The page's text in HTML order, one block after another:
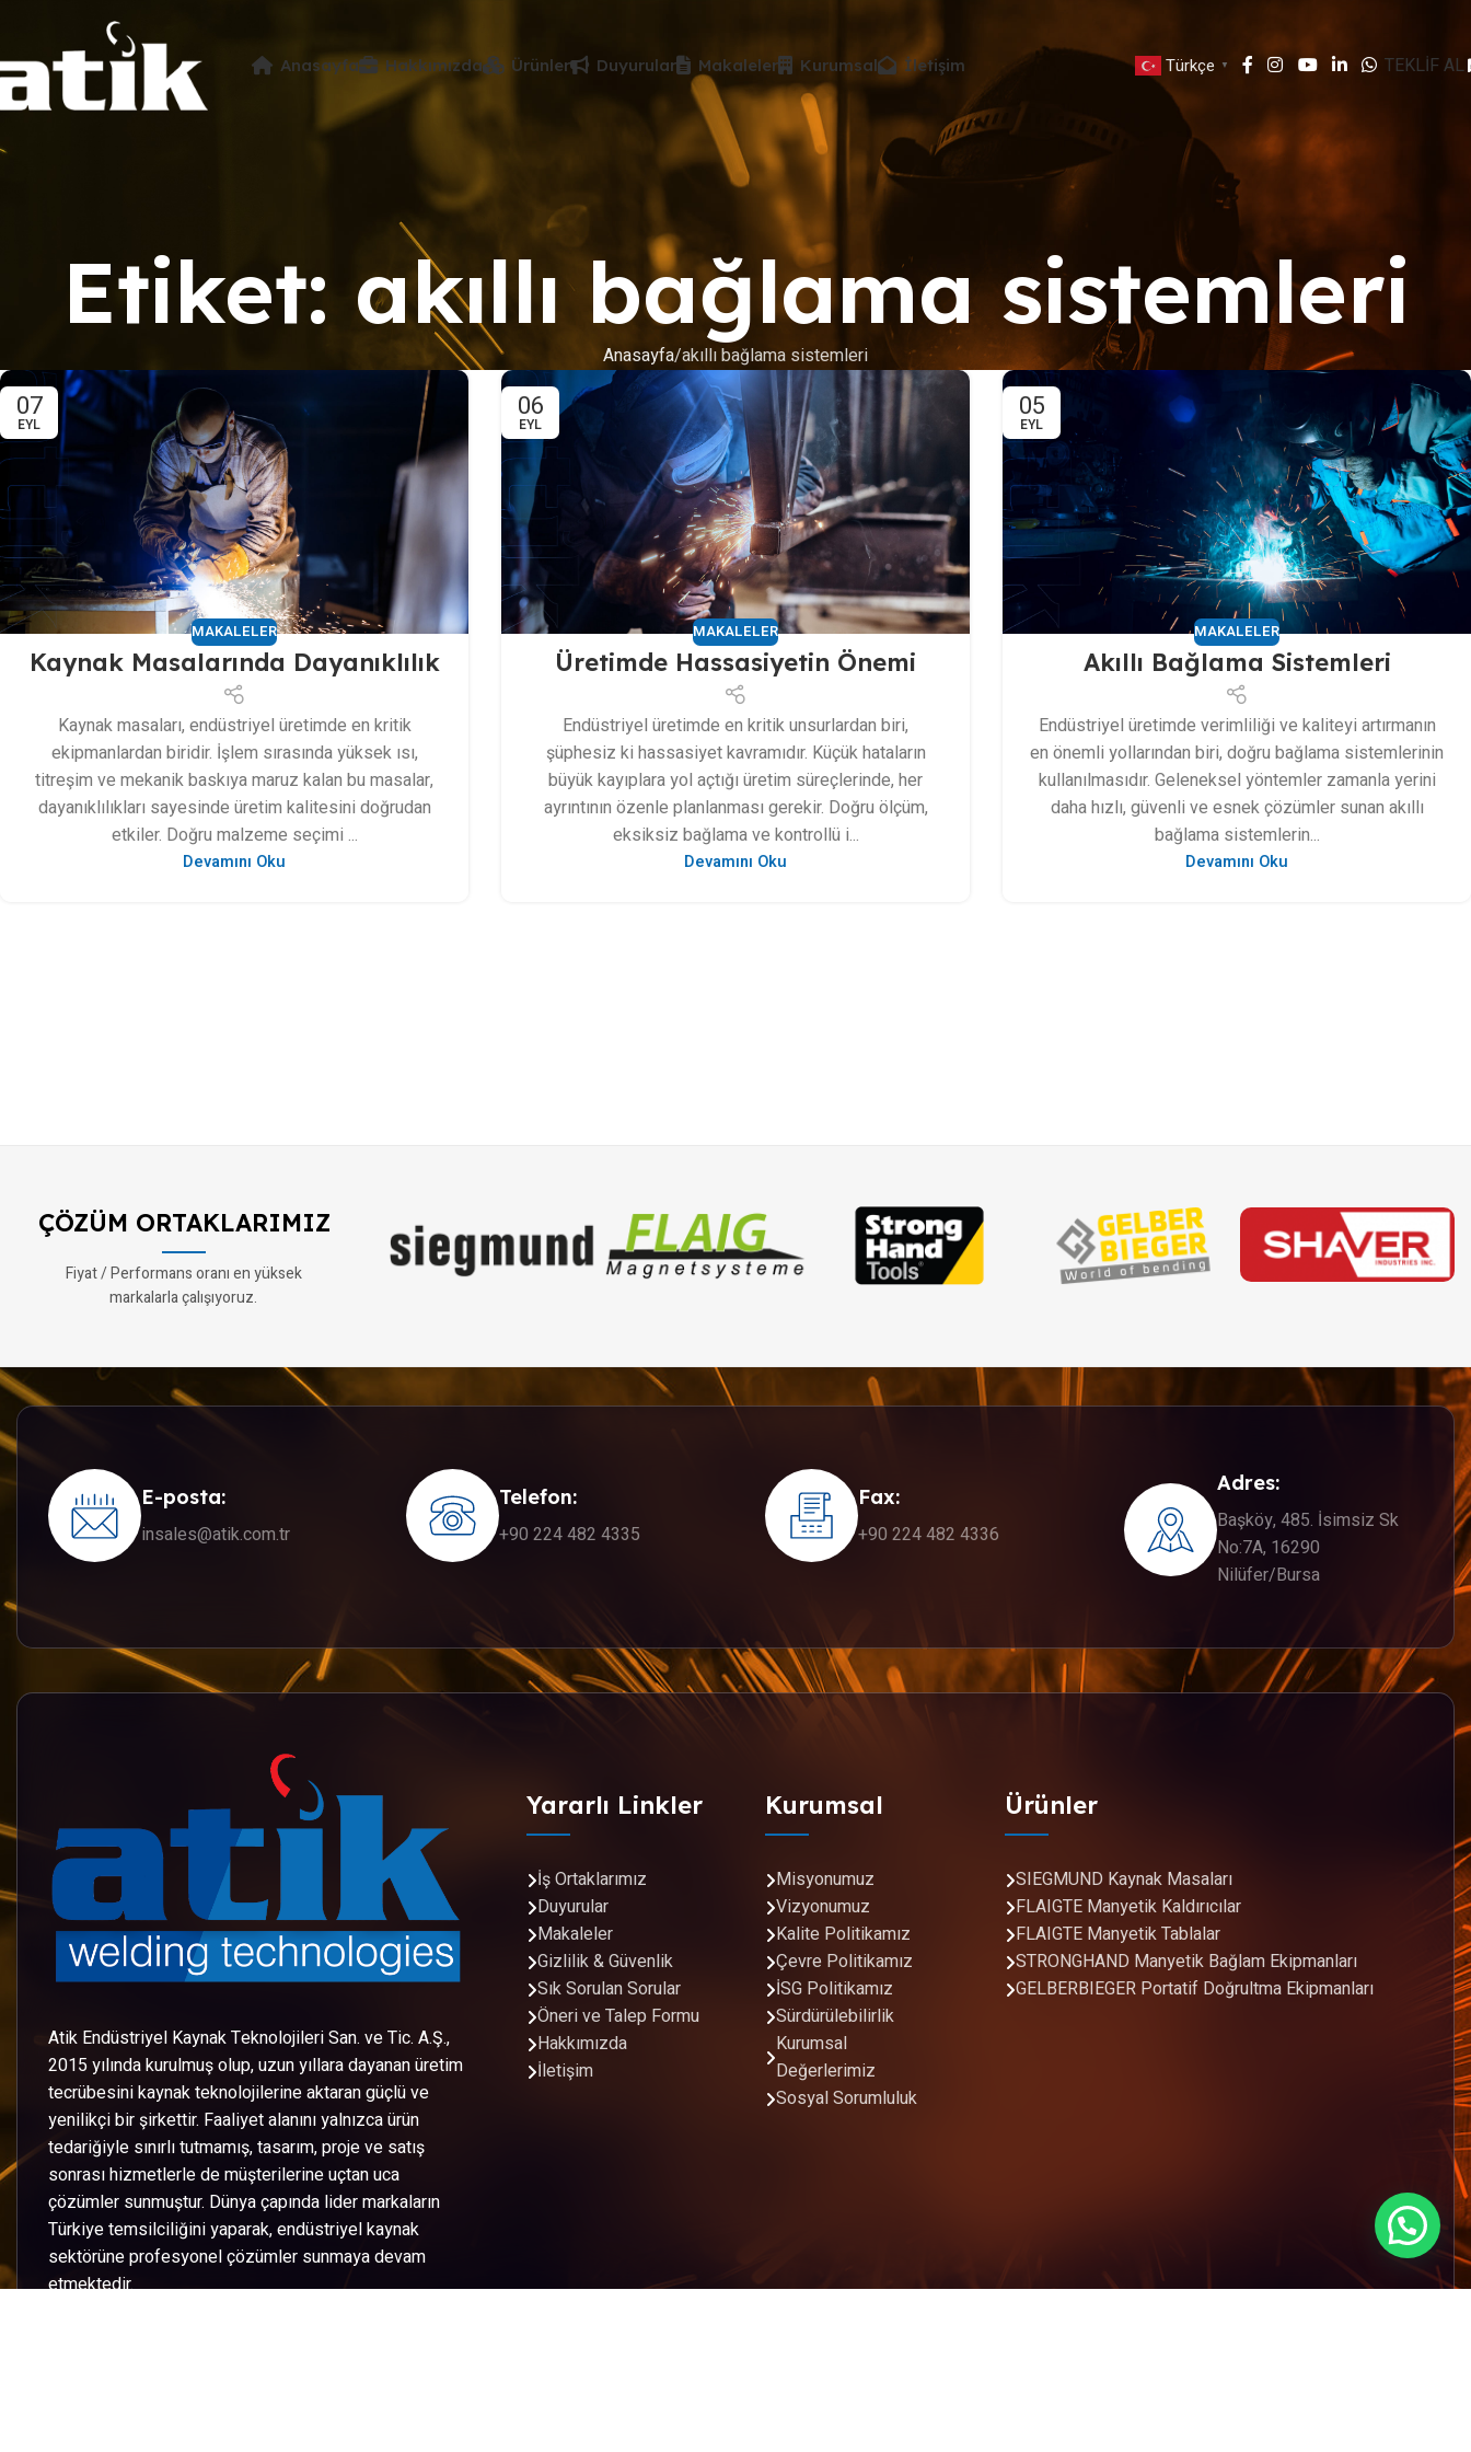
Anasayfa Hakkımızda Ürünler Duyurular Makaleler Kurumsal İletişim Türkçe ▼ TEKLİF AL
Etiket: akıllı bağlama sistemleri
Anasayfa akıllı bağlama sistemleri
07
EYL
MAKALELER
Kaynak Masalarında Dayanıklılık
Kaynak masaları, endüstriyel üretimde en kritik
ekipmanlardan biridir. İşlem sırasında yüksek ısı,
titreşim ve mekanik baskıya maruz kalan bu masalar,
dayanıklılıkları sayesinde üretim kalitesini doğrudan
etkiler. Doğru malzeme seçimi ...
Devamını Oku
06
EYL
MAKALELER
Üretimde Hassasiyetin Önemi
Endüstriyel üretimde en kritik unsurlardan biri,
şüphesiz ki hassasiyet kavramıdır. Küçük hataların
büyük kayıplara yol açtığı üretim süreçlerinde, her
ayrıntının özenle planlanması gerekir. Doğru ölçüm,
eksiksiz bağlama ve kontrollü i...
Devamını Oku
05
EYL
MAKALELER
Akıllı Bağlama Sistemleri
Endüstriyel üretimde verimliliği ve kaliteyi artırmanın
en önemli yollarından biri, doğru bağlama sistemlerinin
kullanılmasıdır. Geleneksel yöntemler zamanla yerini
daha hızlı, güvenli ve esnek çözümler sunan akıllı
bağlama sistemlerin...
Devamını Oku
ÇÖZÜM ORTAKLARIMIZ
Fiyat / Performans oranı en yüksek
markalarla çalışıyoruz.
E-posta:
insales@atik.com.tr
Telefon:
+90 224 482 4335
Fax:
+90 224 482 4336
Adres:
Başköy, 485. İsimsiz Sk
No:7A, 16290
Nilüfer/Bursa
Atik Endüstriyel Kaynak Teknolojileri San. ve Tic. A.Ş.,
2015 yılında kurulmuş olup, uzun yıllara dayanan üretim
tecrübesini kaynak teknolojilerine aktaran güçlü ve
yenilikçi bir şirkettir. Faaliyet alanını yalnızca ürün
tedariğiyle sınırlı tutmamış, tasarım, proje ve satış
sonrası hizmetlerle de müşterilerine uçtan uca
çözümler sunmuştur. Dünya çapında lider markaların
Türkiye temsilciliğini yaparak, endüstriyel kaynak
sektörüne profesyonel çözümler sunmaya devam
etmektedir.
Yararlı Linkler
İş Ortaklarımız
Duyurular
Makaleler
Gizlilik & Güvenlik
Sık Sorulan Sorular
Öneri ve Talep Formu
Hakkımızda
İletişim
Kurumsal
Misyonumuz
Vizyonumuz
Kalite Politikamız
Çevre Politikamız
İSG Politikamız
Sürdürülebilirlik
Kurumsal
Değerlerimiz
Sosyal Sorumluluk
Ürünler
SIEGMUND Kaynak Masaları
FLAIGTE Manyetik Kaldırıcılar
FLAIGTE Manyetik Tablalar
STRONGHAND Manyetik Bağlam Ekipmanları
GELBERBIEGER Portatif Doğrultma Ekipmanları